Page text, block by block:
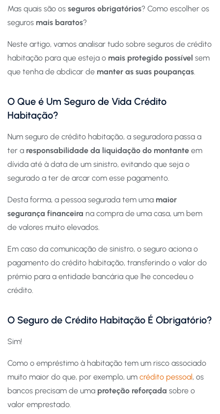
Mas quais são os seguros obrigatórios? Como escolher os
seguros mais baratos?
Neste artigo, vamos analisar tudo sobre seguros de crédito
habitação para que esteja o mais protegido possível sem
que tenha de abdicar de manter as suas poupanças.
O Que é Um Seguro de Vida Crédito
Habitação?
Num seguro de crédito habitação, a seguradora passa a
ter a responsabilidade da liquidação do montante em
dívida até à data de um sinistro, evitando que seja o
segurado a ter de arcar com esse pagamento.
Desta forma, a pessoa segurada tem uma maior
segurança financeira na compra de uma casa, um bem
de valores muito elevados.
Em caso da comunicação de sinistro, o seguro aciona o
pagamento do crédito habitação, transferindo o valor do
prémio para a entidade bancária que lhe concedeu o
crédito.
O Seguro de Crédito Habitação É Obrigatório?
Sim!
Como o empréstimo à habitação tem um risco associado
muito maior do que, por exemplo, um crédito pessoal, os
bancos precisam de uma proteção reforçada sobre o
valor emprestado.